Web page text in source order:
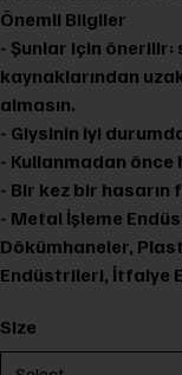
Önemli Bilgiler
- Şunlar için önerilir:
kaynaklarından
almasın.
- Giysinin iyi
- Kullanmadan önce
- Bir kez bir hasarın
- Metal İşleme
Dökümhaneler,
Endüstrileri, İtfaiye
Size